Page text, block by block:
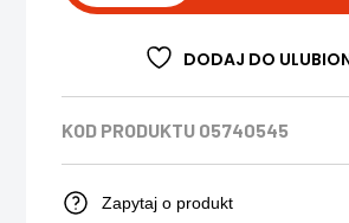
DODAJ DO
KOD PRODUKTU 05740545
Zapytaj o produkt